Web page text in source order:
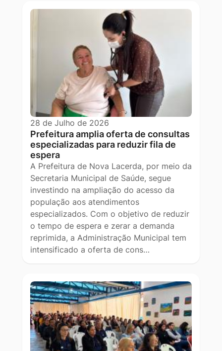
28 de Julho de 2026
Prefeitura amplia oferta de consultas
especializadas para reduzir fila de
espera
A Prefeitura de Nova Lacerda, por meio da
Secretaria Municipal de Saúde, segue
investindo na ampliação do acesso da
população aos atendimentos
especializados. Com o objetivo de reduzir
o tempo de espera e zerar a demanda
reprimida, a Administração Municipal tem
intensificado a oferta de cons…